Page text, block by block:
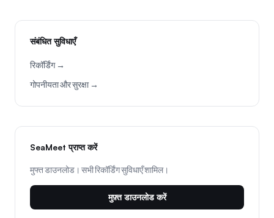
संबंधित सुविधाएँ
रिकॉर्डिंग →
गोपनीयता और सुरक्षा →
SeaMeet प्राप्त करें
मुफ्त डाउनलोड। सभी रिकॉर्डिंग सुविधाएँ शामिल।
मुफ़्त डाउनलोड करें